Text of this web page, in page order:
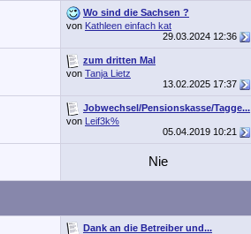
Wo sind die Sachsen ?
von Kathleen einfach kat
29.03.2024 12:36
zum dritten Mal
von Tanja Lietz
13.02.2025 17:37
Jobwechsel/Pensionskasse/Tagge...
von Leif3k%
05.04.2019 10:21
Nie
Dank an die Betreiber und...